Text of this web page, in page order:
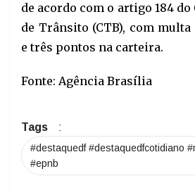
de acordo com o artigo 184
de Trânsito (CTB), com multa
e três pontos na carteira.
Fonte: Agência Brasília
Tags :
#destaquedf #destaquedfcotidiano
#epnb